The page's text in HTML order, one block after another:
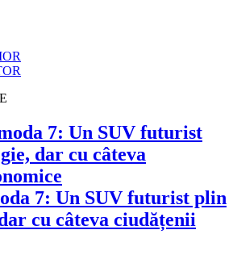
7: Un SUV futurist plin
cu câteva ciudățenii